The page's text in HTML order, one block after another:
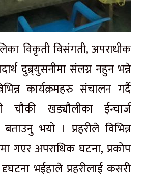
विकृती विसंगती, अपराधीक
दुब्र्युसनीमा संलग्न नहुन भन्ने
कार्यक्रमहरु संचालन गर्दै
चौकी खड्यौलीका ईन्चार्ज
भयो । प्रहरीले विभिन्न
गएर अपराधिक घटना, प्रकोप
भईहाले प्रहरीलाई कसरी